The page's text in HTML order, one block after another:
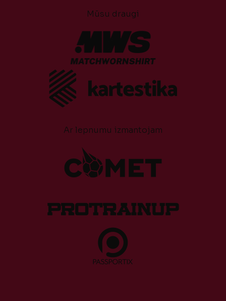
Mūsu draugi
Ar lepnumu izmantojam